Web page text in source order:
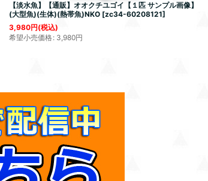
【淡水魚】【通販】オオクチユゴイ【１匹 サンプル画像】
(大型魚)(生体)(熱帯魚)NKO [zc34-60208121]
3,980円(税込)
希望小売価格: 3,980円